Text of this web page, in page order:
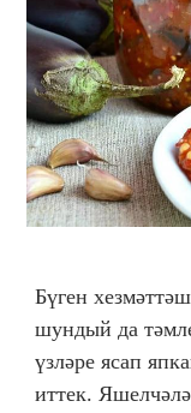
Бүген
шундый да
үзләре ясап
иттек.